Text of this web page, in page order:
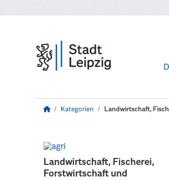
Kategorien Landwirtschaft,
Landwirtschaft, Fischerei,
Forstwirtschaft und